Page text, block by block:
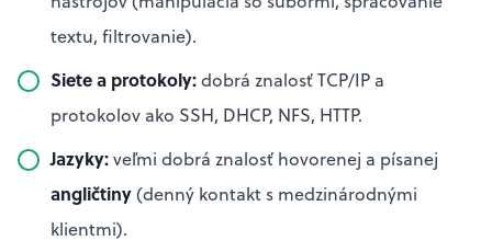
textu, filtrovanie).
Siete a protokoly:dobrá znalosť TCP/IP a
protokolov ako SSH, DHCP, NFS, HTTP.
Jazyky:veľmi dobrá znalosť hovorenej a písanej
angličtiny(denný kontakt s medzinárodnými
klientmi).